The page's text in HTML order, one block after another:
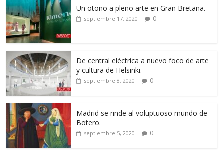
Un otoño a pleno arte en Gran Bretaña.
septiembre 17, 2020 0
De central eléctrica a nuevo foco de arte
y cultura de Helsinki.
septiembre 8, 2020 0
Madrid se rinde al voluptuoso mundo de
Botero.
septiembre 5, 2020 0